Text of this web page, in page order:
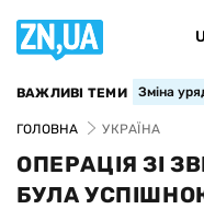
ВАЖЛИВІ ТЕМИ Зміна
ГОЛОВНА УКРАЇНА
ОПЕРАЦІЯ ЗІ
БУЛА